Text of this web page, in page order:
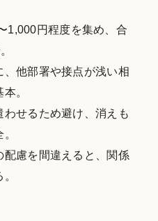
1,000円程度を集め、合
他部署や接点が浅い相
。
せるため避け、消えも
慮を間違えると、関係